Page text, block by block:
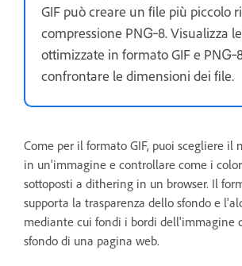
GIF può creare un file più piccolo
compressione PNG‑8. Visualizza
ottimizzate in formato GIF e
confrontare le dimensioni dei file.
Come per il formato GIF, puoi scegliere il
in un'immagine e controllare come i
sottoposti a dithering in un browser. Il
supporta la trasparenza dello sfondo e
mediante cui fondi i bordi dell'immagine
sfondo di una pagina web.